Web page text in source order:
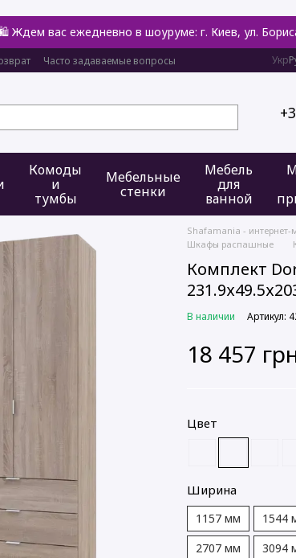
Ждем вас ежедневно в шоуруме: г. Киев, ул.
Часто задаваемые вопросы Укр
Комоды
и
тумбы
Мебельные
стенки
Мебель
для
ванной
Shafamania -
Шкафы распашные
Комплект
В наличии Артикул:
18 457
Цвет
Ширина
1157 мм 1544
2707 мм
3094